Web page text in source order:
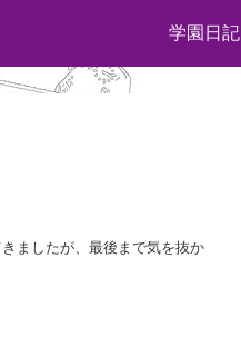
学園日記
ましたが、最後まで気を抜か